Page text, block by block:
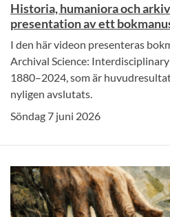
Historia, humaniora och
presentation av ett
I den här videon presenteras
Archival Science:
1880–2024, som är
nyligen avslutats.
Söndag 7 juni 2026